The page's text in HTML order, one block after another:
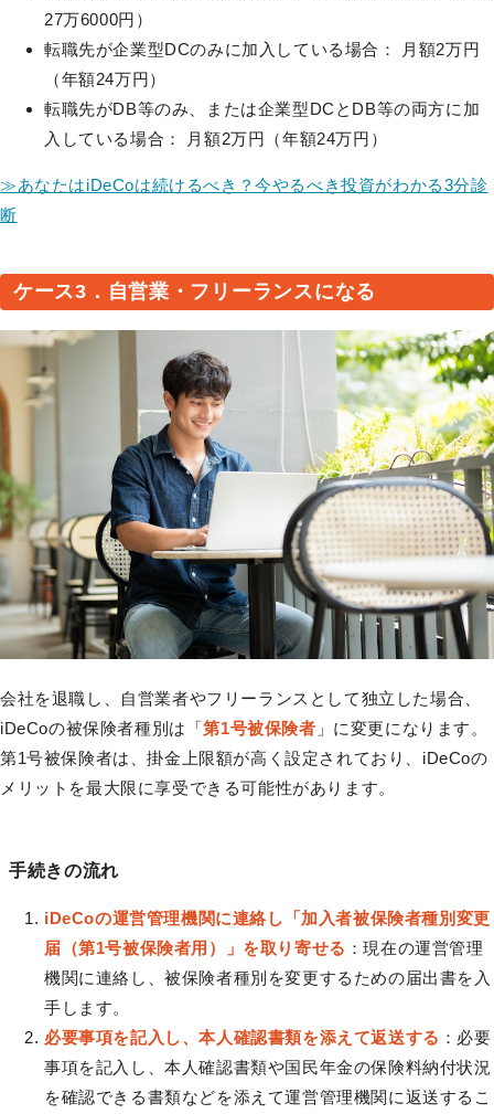
27万6000円）
転職先が企業型DCのみに加入している場合： 月額2万円
（年額24万円）
転職先がDB等のみ、または企業型DCとDB等の両方に加
入している場合： 月額2万円（年額24万円）
≫あなたはiDeCoは続けるべき？今やるべき投資がわかる3分診
断
ケース3．自営業・フリーランスになる
会社を退職し、自営業者やフリーランスとして独立した場合、
iDeCoの被保険者種別は「第1号被保険者 」に変更になります。
第1号被保険者は、掛金上限額が高く設定されており、iDeCoの
メリットを最大限に享受できる可能性があります。
手続きの流れ
iDeCoの運営管理機関に連絡し「加入者被保険者種別変更
届（第1号被保険者用）」を取り寄せる ：現在の運営管理
機関に連絡し、被保険者種別を変更するための届出書を入
手します。
必要事項を記入し、本人確認書類を添えて返送する ：必要
事項を記入し、本人確認書類や国民年金の保険料納付状況
を確認できる書類などを添えて運営管理機関に返送するこ